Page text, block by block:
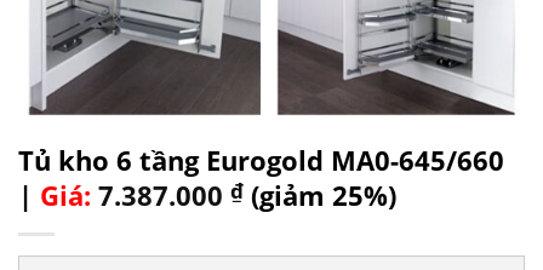
Tủ kho 6 tầng Eurogold MA0-645/660
| Giá: 7.387.000 ₫ (giảm 25%)